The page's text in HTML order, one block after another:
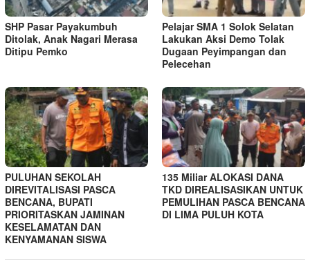
SHP Pasar Payakumbuh
Ditolak, Anak Nagari Merasa
Ditipu Pemko
Pelajar SMA 1 Solok Selatan
Lakukan Aksi Demo Tolak
Dugaan Peyimpangan dan
Pelecehan
PULUHAN SEKOLAH
DIREVITALISASI PASCA
BENCANA, BUPATI
PRIORITASKAN JAMINAN
KESELAMATAN DAN
KENYAMANAN SISWA
135 Miliar ALOKASI DANA
TKD DIREALISASIKAN UNTUK
PEMULIHAN PASCA BENCANA
DI LIMA PULUH KOTA